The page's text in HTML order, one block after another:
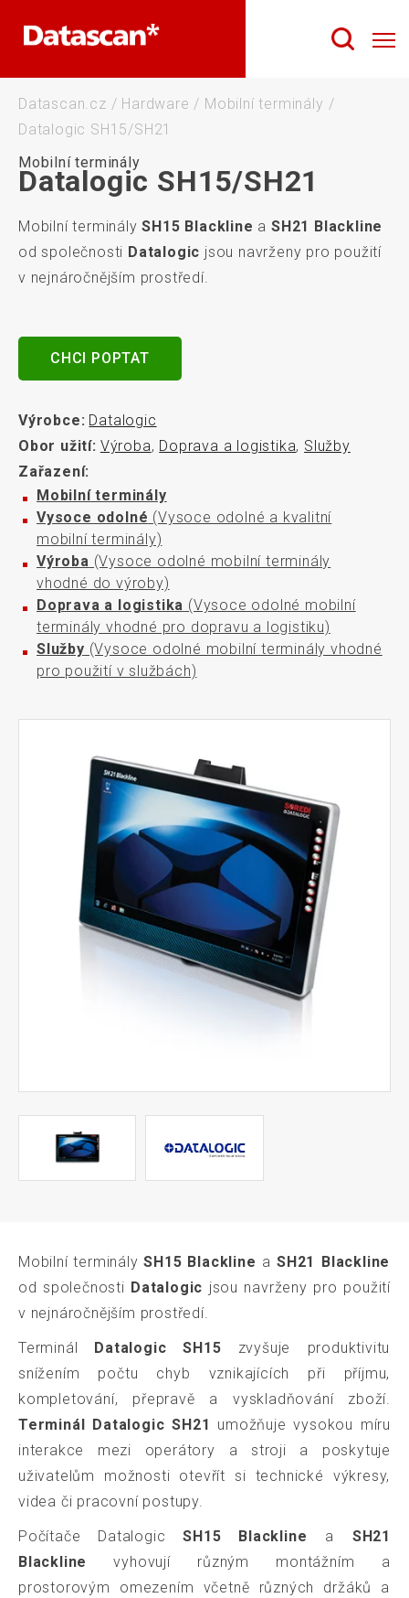
Datascan.cz / Hardware / Mobilní terminály /
Datalogic SH15/SH21
Mobilní terminály
Datalogic SH15/SH21
Mobilní terminálySH15 Blackline aSH21 Blackline
od společnosti Datalogic jsou navrženy pro použití
v nejnáročnějším prostředí.
CHCI POPTAT
Výrobce: Datalogic
Obor užití: Výroba, Doprava a logistika, Služby
Zařazení:
Mobilní terminály
Vysoce odolné (Vysoce odolné a kvalitní
mobilní terminály)
Výroba (Vysoce odolné mobilní terminály
vhodné do výroby)
Doprava a logistika (Vysoce odolné mobilní
terminály vhodné pro dopravu a logistiku)
Služby (Vysoce odolné mobilní terminály vhodné
pro použití v službách)
Mobilní terminálySH15 Blackline a SH21 Blackline
od společnosti Datalogic jsou navrženy pro použití
v nejnáročnějším prostředí.
Terminál
Datalogic SH15 zvyšuje produktivitu
snížením počtu chyb vznikajících při příjmu,
kompletování, přepravě a vyskladňování zboží.
Terminál Datalogic SH21
umožňuje vysokou míru
interakce mezi operátory a stroji a poskytuje
uživatelům možnosti otevřít si technické výkresy,
videa či pracovní postupy.
Počítače DatalogicSH15 Blackline a SH21
Blackline
vyhovují různým montážním a
prostorovým omezením včetně různých držáků a